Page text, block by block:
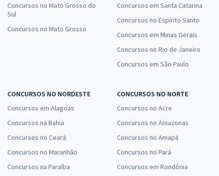
Concursos no Mato Grosso do
Sul
Concursos no Mato Grosso
Concursos em Santa Catarina
Concursos no Espírito Santo
Concursos em Minas Gerais
Concursos no Rio de Janeiro
Concursos em São Paulo
CONCURSOS NO NORDESTE
Concursos em Alagoas
Concursos na Bahia
Concursos no Ceará
Concursos no Maranhão
Concursos na Paraíba
CONCURSOS NO NORTE
Concursos no Acre
Concursos no Amazonas
Concursos no Amapá
Concursos no Pará
Concursos em Rondônia